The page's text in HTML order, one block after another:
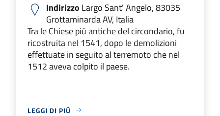
Indirizzo Largo Sant' Angelo, 83035
Grottaminarda AV, Italia
Tra le Chiese più antiche del circondario, fu
ricostruita nel 1541, dopo le demolizioni
effettuate in seguito al terremoto che nel
1512 aveva colpito il paese.
LEGGI DI PIÙ